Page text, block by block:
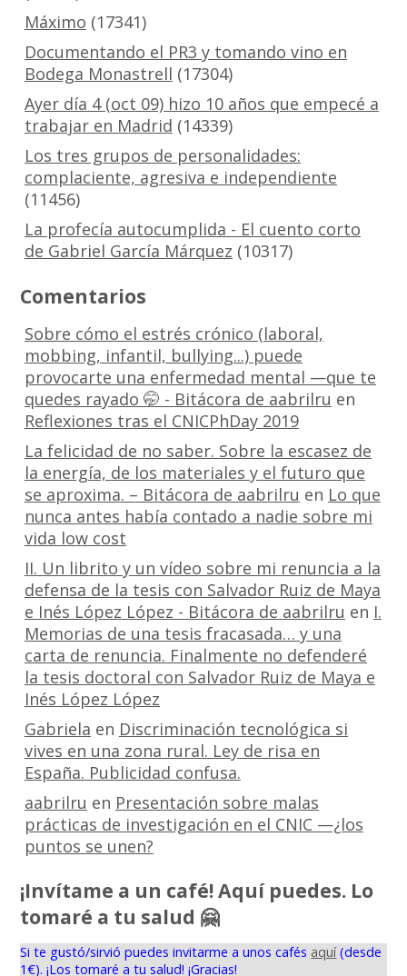
Máximo (17341)
Documentando el PR3 y tomando vino en
Bodega Monastrell (17304)
Ayer día 4 (oct 09) hizo 10 años que empecé a
trabajar en Madrid (14339)
Los tres grupos de personalidades:
complaciente, agresiva e independiente
(11456)
La profecía autocumplida - El cuento corto
de Gabriel García Márquez (10317)
Comentarios
Sobre cómo el estrés crónico (laboral,
mobbing, infantil, bullying...) puede
provocarte una enfermedad mental —que te
quedes rayado 🤭 - Bitácora de aabrilru en
Reflexiones tras el CNICPhDay 2019
La felicidad de no saber. Sobre la escasez de
la energía, de los materiales y el futuro que
se aproxima. – Bitácora de aabrilru en Lo que
nunca antes había contado a nadie sobre mi
vida low cost
II. Un librito y un vídeo sobre mi renuncia a la
defensa de la tesis con Salvador Ruiz de Maya
e Inés López López - Bitácora de aabrilru en I.
Memorias de una tesis fracasada… y una
carta de renuncia. Finalmente no defenderé
la tesis doctoral con Salvador Ruiz de Maya e
Inés López López
Gabriela en Discriminación tecnológica si
vives en una zona rural. Ley de risa en
España. Publicidad confusa.
aabrilru en Presentación sobre malas
prácticas de investigación en el CNIC —¿los
puntos se unen?
¡Invítame a un café! Aquí puedes. Lo
tomaré a tu salud 🤗
Si te gustó/sirvió puedes invitarme a unos cafés aquí(desde
1€). ¡Los tomaré a tu salud! ¡Gracias!